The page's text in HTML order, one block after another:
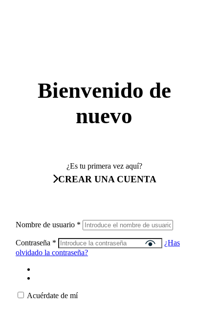
Bienvenido de
nuevo
¿Es tu primera vez aquí?
CREAR UNA CUENTA
Nombre de usuario *
Contraseña *
¿Has
olvidado la contraseña?
Acuérdate de mí